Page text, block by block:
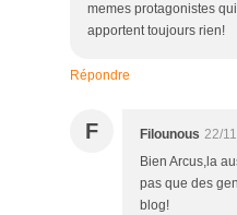
memes protagonistes
apportent toujours rien!
Répondre
F Filounous 22/
Bien Arcus,la
pas que des
blog!